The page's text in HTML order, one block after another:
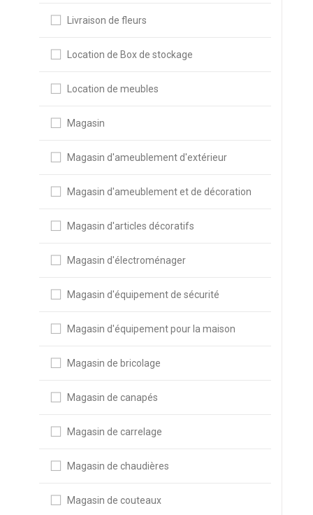
Livraison de fleurs
Location de Box de stockage
Location de meubles
Magasin
Magasin d'ameublement d'extérieur
Magasin d'ameublement et de décoration
Magasin d'articles décoratifs
Magasin d'électroménager
Magasin d'équipement de sécurité
Magasin d'équipement pour la maison
Magasin de bricolage
Magasin de canapés
Magasin de carrelage
Magasin de chaudières
Magasin de couteaux